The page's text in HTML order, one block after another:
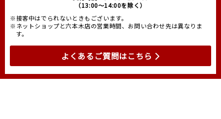
（13:00～14:00を除く）
※接客中はでられないときもございます。
※ネットショップと六本木店の営業時間、お問い合わせ先は異なりま
す。
よくあるご質問はこちら